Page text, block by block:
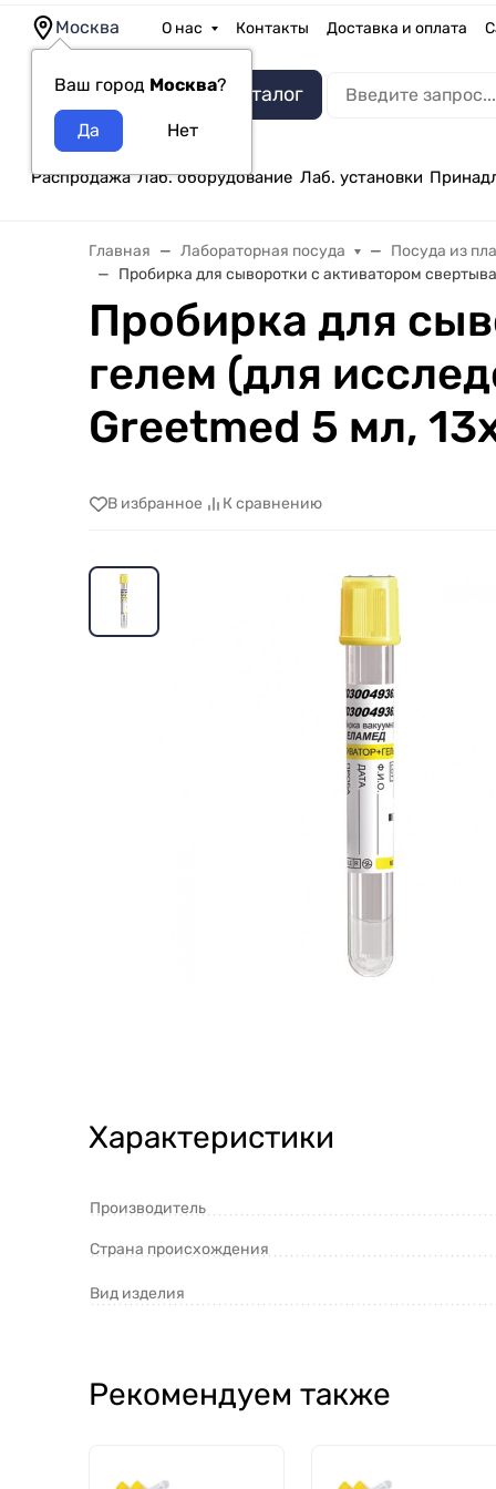
Москва
Ваш город Москва?
О нас Контакты Доставка и оплата
Каталог
Распродажа Лаб. оборудование Лаб. установки
Главная Лабораторная посуда Посуда из
Пробирка для сыворотки с активатором
Пробирка для
гелем (для
Greetmed 5 мл,
В избранное К сравнению
Характеристики
Производитель
Страна происхождения
Вид изделия
Рекомендуем также